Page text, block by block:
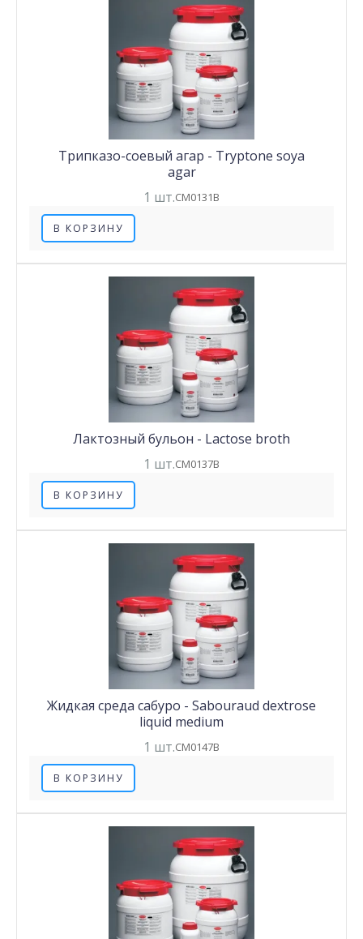
Трипказо-соевый агар - Tryptone soya
agar
1 шт.CM0131B
В КОРЗИНУ
Лактозный бульон - Lactose broth
1 шт.CM0137B
В КОРЗИНУ
Жидкая среда сабуро - Sabouraud dextrose
liquid medium
1 шт.CM0147B
В КОРЗИНУ